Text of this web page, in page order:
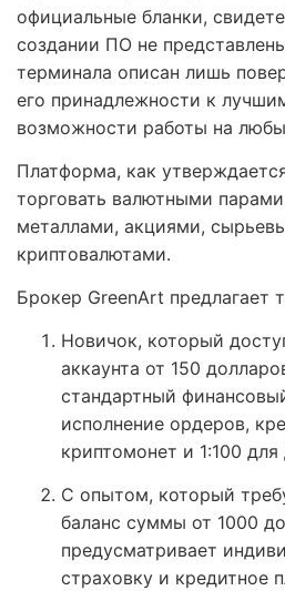
официальные бланки,
создании ПО не
терминала описан лишь
его принадлежности к
возможности работы на
Платформа, как
торговать валютными
металлами, акциями,
криптовалютами.
Брокер GreenArt предлагает
Новичок, который
аккаунта от 150
стандартный
исполнение ордеров,
криптомонет и 1:100 для
С опытом, который
баланс суммы от 1000
предусматривает
страховку и кредитное